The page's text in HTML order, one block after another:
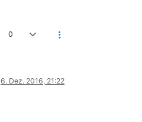
0
6. Dez. 2016, 21:22